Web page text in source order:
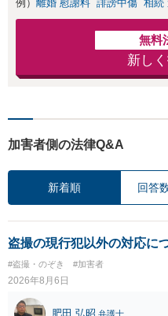
例） 離婚 慰謝料 誹謗中傷 相続
無料
新し
加害者側の法律Q&A
新着順 回答
盗撮の現行犯以外の対応に
#盗撮・のぞき #加害者
2026年8月6日
肥田 弘昭 弁護士